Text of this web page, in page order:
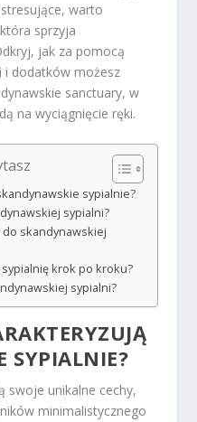
warto
sprzyja
jak za pomocą
i dodatków możesz
sanctuary, w
na wyciągnięcie ręki.
sypialnie?
sypialni?
do skandynawskiej
krok po kroku?
sypialni?
SYPIALNIE?
swoje unikalne cechy,
minimalistycznego